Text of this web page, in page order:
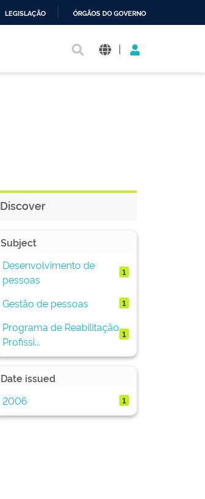
LEGISLAÇÃO ÓRGÃOS DO GOVERNO
|
Discover
Subject
Desenvolvimento de
pessoas
1
Gestão de pessoas 1
Programa de Reabilitação
Profissi...
1
Date issued
2006
1